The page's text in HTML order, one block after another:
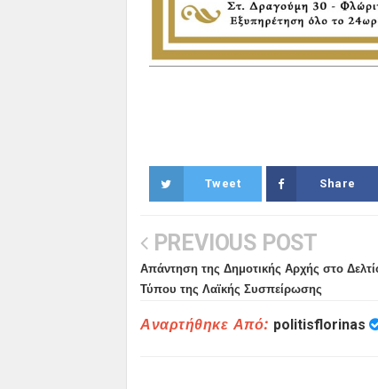
Tweet Share
PREVIOUS POST
Απάντηση της Δημοτικής Αρχής στο
Τύπου της Λαϊκής Συσπείρωσης
Αναρτήθηκε Από: politisflorinas